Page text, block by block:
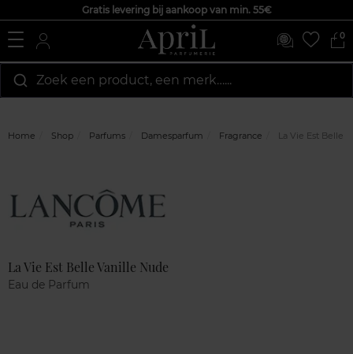
Gratis levering bij aankoop van min. 55€
0
Zoek een product, een merk…...
Home Shop Parfums Damesparfum Fragrance La Vie Est Belle
La Vie Est Belle Vanille Nude
Eau de Parfum